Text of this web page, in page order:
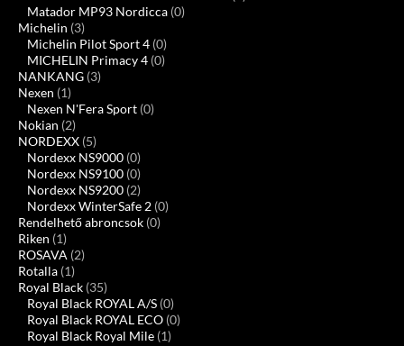
Matador MP93 Nordicca (0)
Michelin (3)
Michelin Pilot Sport 4 (0)
MICHELIN Primacy 4 (0)
NANKANG (3)
Nexen (1)
Nexen N'Fera Sport (0)
Nokian (2)
NORDEXX (5)
Nordexx NS9000 (0)
Nordexx NS9100 (0)
Nordexx NS9200 (2)
Nordexx WinterSafe 2 (0)
Rendelhető abroncsok (0)
Riken (1)
ROSAVA (2)
Rotalla (1)
Royal Black (35)
Royal Black ROYAL A/S (0)
Royal Black ROYAL ECO (0)
Royal Black Royal Mile (1)